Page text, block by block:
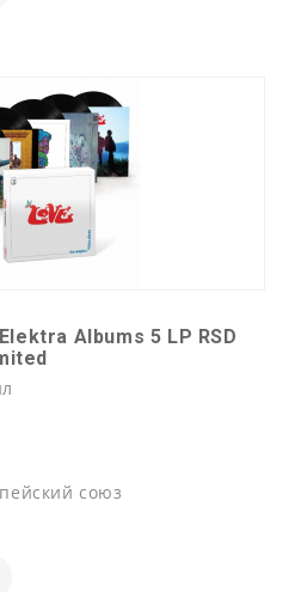
Albums 5 LP RSD
союз